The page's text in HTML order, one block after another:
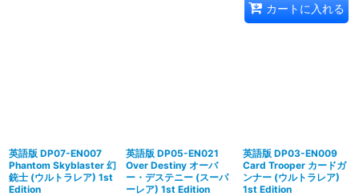
カートに入れる
英語版 DP07-EN007
Phantom Skyblaster 幻
銃士 (ウルトラレア) 1st
Edition
英語版 DP05-EN021
Over Destiny オーバ
ー・デステニー (スーパ
ーレア) 1st Edition
英語版 DP03-EN009
Card Trooper カードガ
ンナー (ウルトラレア)
1st Edition